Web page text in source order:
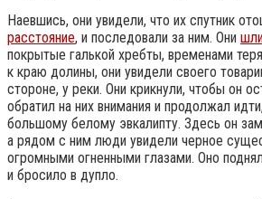
Наевшись, они увидели, что их спутник
расстояние, и последовали за ним. Они
покрытые галькой хребты, временами
к краю долины, они увидели своего
стороне, у реки. Они крикнули, чтобы он
обратил на них внимания и продолжал
большому белому эвкалипту. Здесь он
а рядом с ним люди увидели черное
огромными огненными глазами. Оно
и бросило в дупло.